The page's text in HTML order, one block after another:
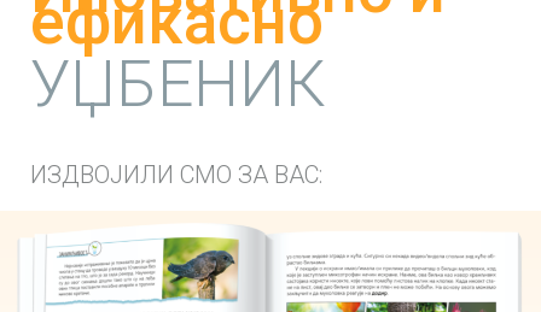
ефикасно
УЏБЕНИК
ИЗДВОЈИЛИ СМО ЗА ВАС: